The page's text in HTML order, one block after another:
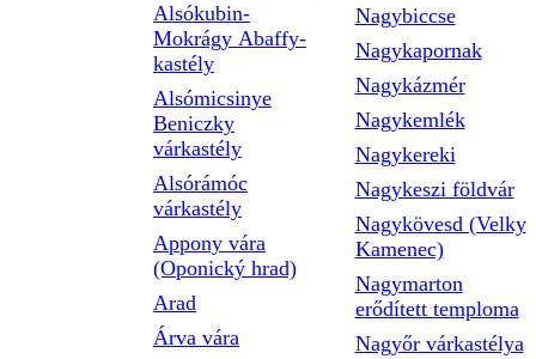
Alsókubin-
Mokrágy Abaffy-
kastély
Alsómicsinye
Beniczky
várkastély
Alsórámóc
várkastély
Appony vára
(Oponický hrad)
Arad
Árva vára
Nagybiccse
Nagykapornak
Nagykázmér
Nagykemlék
Nagykereki
Nagykeszi földvár
Nagykövesd (Velky
Kamenec)
Nagymarton
erődített temploma
Nagyőr várkastélya